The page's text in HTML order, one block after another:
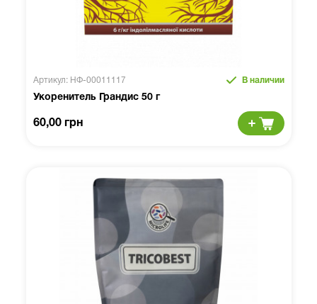
Артикул: НФ-00011117 В наличии
Укоренитель Грандис 50 г
60,00 грн